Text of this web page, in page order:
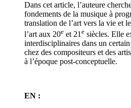
Dans cet article, l’auteure
fondements de la musique à
translation de l’art vers la vie et
l’art aux 20e et 21 e siècles. Elle
interdisciplinaires dans un
chez des compositeurs et des
à l’époque post-conceptuelle.
EN :